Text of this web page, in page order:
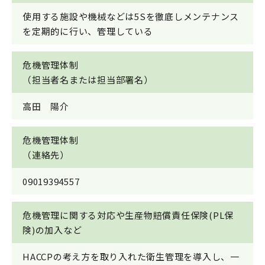
使用する施設や機械などは5Sを徹底しメンテナンス
を定期的に行い、管理している
危機管理体制
（担当者名または担当部署名）
高田 陽介
危機管理体制
（連絡先）
09019394557
危機管理に関する対応や生産物賠償責任保険(PL保
険)の加入など
HACCPの考え方を取り入れた衛生管理を導入し、一